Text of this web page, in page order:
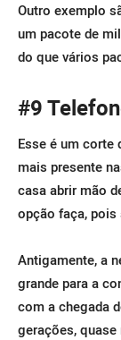
Outro exemplo
um pacote de
do que vários
#9
Esse é um corte
mais presente
casa abrir mão
opção faça, pois
Antigamente, a
grande para a
com a chegada
gerações,